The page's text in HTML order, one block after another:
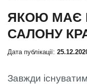
ЯКОЮ МАЄ
САЛОНУ
Дата публікації:
Завжди